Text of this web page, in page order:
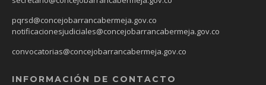
pqrsd@concejobarrancabermeja.gov.co
notificacionesjudiciales@concejobarrancabermeja.gov.co
convocatorias@concejobarrancabermeja.gov.co
INFORMACIÓN DE CONTACTO